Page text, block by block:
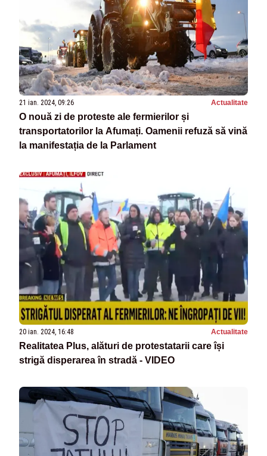
21 ian. 2024, 09:26 Actualitate
O nouă zi de proteste ale fermierilor și
transportatorilor la Afumați. Oamenii refuză să vină
la manifestația de la Parlament
20 ian. 2024, 16:48 Actualitate
Realitatea Plus, alături de protestatarii care își
strigă disperarea în stradă - VIDEO